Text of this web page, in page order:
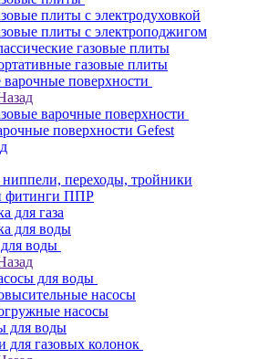
плиты с электродуховкой
плиты с электроподжигом
газовые плиты
газовые плиты
варочные поверхности
варочные поверхности
поверхности Gefest
переходы, тройники
фитинги ППР
для газа
для воды
воды
для воды
насосы
насосы
для воды
для газовых колонок